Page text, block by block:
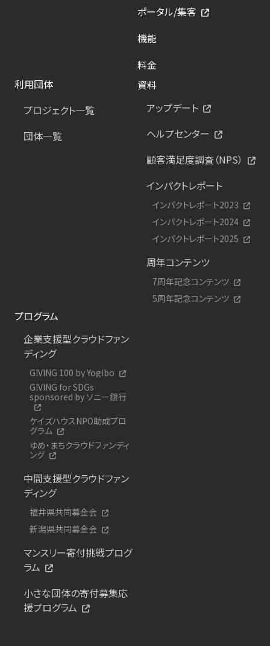
ポータル/集客
機能
料金
利用団体
プロジェクト一覧
団体一覧
資料
アップデート
ヘルプセンター
顧客満足度調査（NPS）
インパクトレポート
インパクトレポート2023
インパクトレポート2024
インパクトレポート2025
周年コンテンツ
7周年記念コンテンツ
5周年記念コンテンツ
プログラム
企業支援型クラウドファン
ディング
GIVING 100 by Yogibo
GIVING for SDGs
sponsored by ソニー銀行
ケイズハウスNPO助成プロ
グラム
ゆめ・まちクラウドファンディ
ング
中間支援型クラウドファン
ディング
福井県共同募金会
新潟県共同募金会
マンスリー寄付挑戦プログ
ラム
小さな団体の寄付募集応
援プログラム